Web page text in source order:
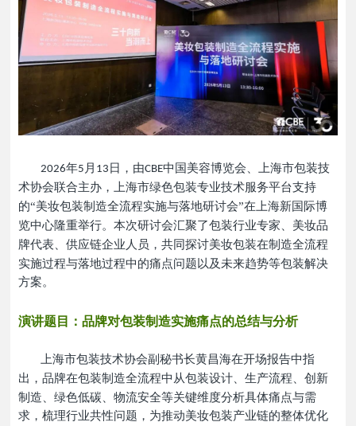
2026年5 月 13 日，由CBE中国美容博览会、上海市包装技
术协会联合主办，
上海市绿色包装专业技术服务平台支持
的“美妆包装制造全流程实施与落地研讨会”在上海新国际博
览中心隆重举行。本次研讨会汇聚了包装行业专家、美妆品
牌代表、供应链企业 人员 ，共同探讨美妆包装在制造全流程
实施过程与落地过程中的痛点问题以及未来趋势等包装解决
方案。
演讲题目：品牌对包装制造实施痛点的总结与分析
上海市包装技术协会副秘书长黄昌海在开场报告中指
出，品牌在包装制造全流程中从包装设计、生产流程、创新
制造、绿色低碳、物流安全等关键维度分析具体痛点与需
求，梳理行业共性问题，为推动美妆包装产业链的整体优化